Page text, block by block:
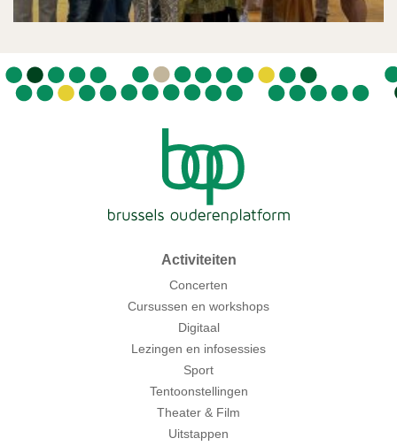
Activiteiten
Concerten
Cursussen en workshops
Digitaal
Lezingen en infosessies
Sport
Tentoonstellingen
Theater & Film
Uitstappen